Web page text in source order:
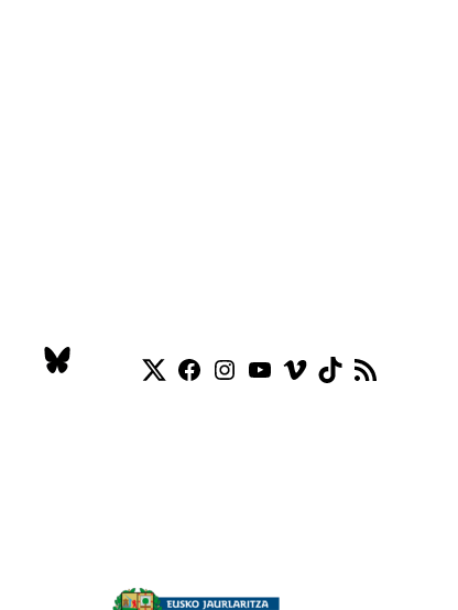
Twitter
Facebook
Instagram
YouTube
Vimeo
TikTok
RSS Feed